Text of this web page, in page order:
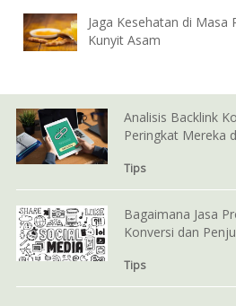
Jaga Kesehatan di Masa
Kunyit Asam
Analisis Backlink
Peringkat Mereka
Tips
Bagaimana Jasa
Konversi dan
Tips